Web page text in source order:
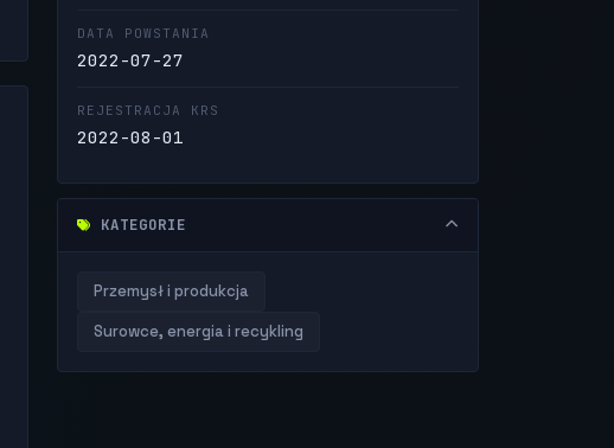
DATA POWSTANIA
2022-07-27
REJESTRACJA KRS
2022-08-01
KATEGORIE
Przemysł i produkcja
Surowce, energia i recykling